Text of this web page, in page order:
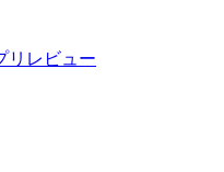
リレビュー